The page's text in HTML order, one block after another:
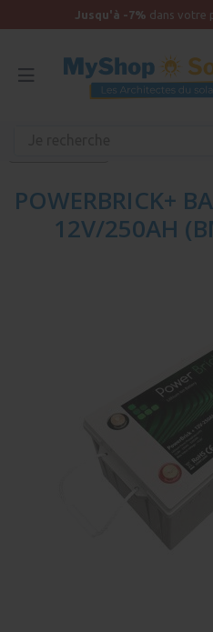
Jusqu'à -7% dans votre
POWERBRICK+
12V/250AH